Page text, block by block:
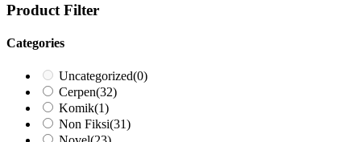
Product Filter
Categories
Uncategorized(0)
Cerpen(32)
Komik(1)
Non Fiksi(31)